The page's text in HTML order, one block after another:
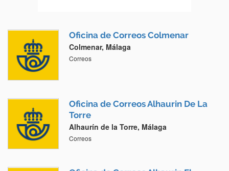
Oficina de Correos Colmenar
Colmenar, Málaga
Correos
Oficina de Correos Alhaurin De La
Torre
Alhaurín de la Torre, Málaga
Correos